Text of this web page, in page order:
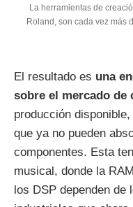
La herramientas de
Roland, son cada vez más
El resultado es una
sobre el mercado de
producción
que ya no pueden
componentes. Esta
musical, donde la
los DSP dependen